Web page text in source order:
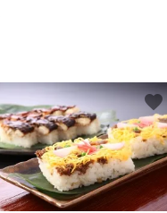
favorite